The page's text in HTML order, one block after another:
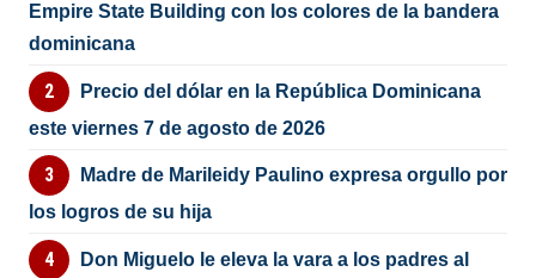
Empire State Building con los colores de la bandera
dominicana
Precio del dólar en la República Dominicana
este viernes 7 de agosto de 2026
Madre de Marileidy Paulino expresa orgullo por
los logros de su hija
Don Miguelo le eleva la vara a los padres al